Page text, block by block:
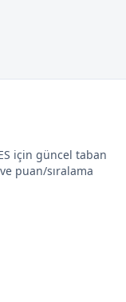
için güncel taban
puan/sıralama